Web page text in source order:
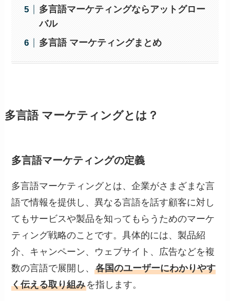
多言語マーケティングならアットグロー
バル
多言語 マーケティングまとめ
多言語 マーケティングとは？
多言語マーケティングの定義
多言語マーケティングとは、企業がさまざまな言
語で情報を提供し、異なる言語を話す顧客に対し
てもサービスや製品を知ってもらうためのマーケ
ティング戦略のことです。具体的には、製品紹
介、キャンペーン、ウェブサイト、広告などを複
数の言語で展開し、各国のユーザーにわかりやす
く伝える取り組みを指します。